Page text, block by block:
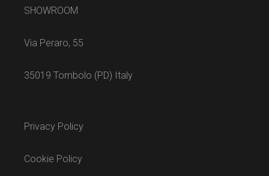
SHOWROOM
Via Peraro, 55
35019 Tombolo (PD) Italy
Privacy Policy
Cookie Policy